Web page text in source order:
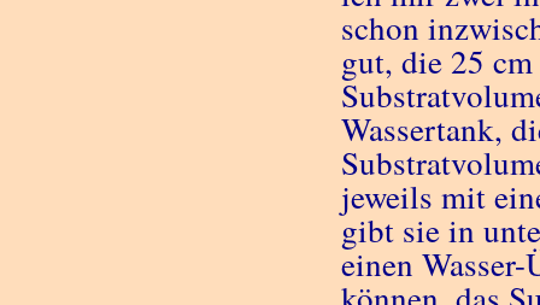
schon
gut, die 25
Wassertank,
jeweils mit
gibt sie in
einen